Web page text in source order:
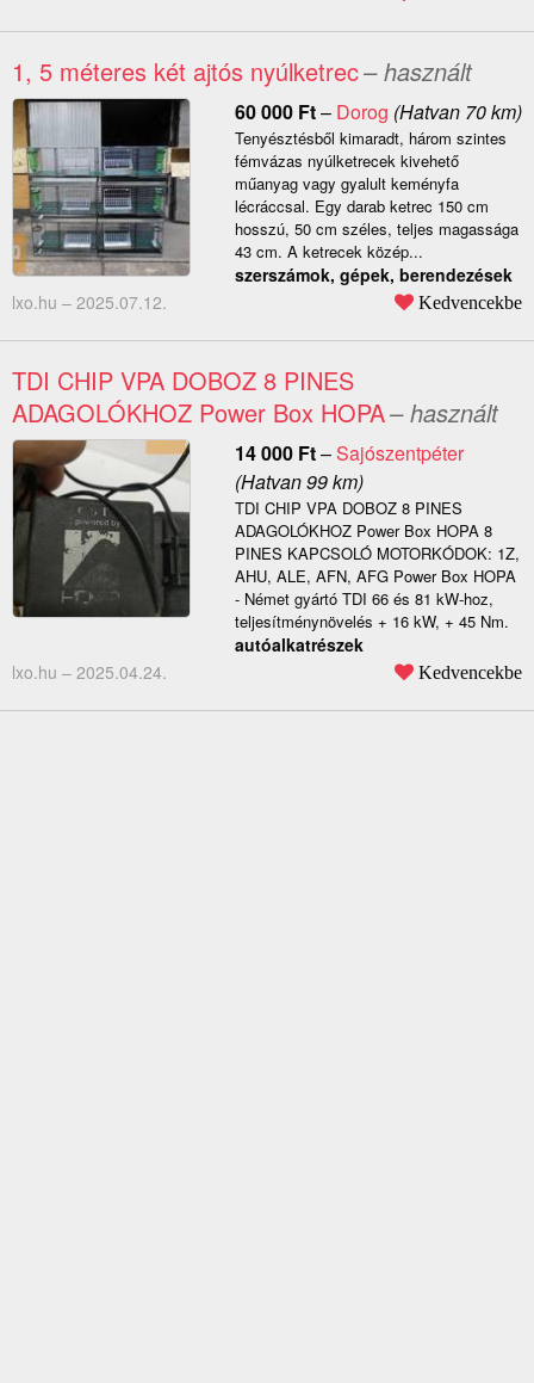
1, 5 méteres két ajtós nyúlketrec– használt
60 000 Ft– Dorog (Hatvan 70 km)
Tenyésztésből kimaradt, három szintes
fémvázas nyúlketrecek kivehető
műanyag vagy gyalult keményfa
lécráccsal. Egy darab ketrec 150 cm
hosszú, 50 cm széles, teljes magassága
43 cm. A ketrecek közép...
szerszámok, gépek, berendezések
lxo.hu – 2025.07.12. Kedvencekbe
TDI CHIP VPA DOBOZ 8 PINES
ADAGOLÓKHOZ Power Box HOPA– használt
14 000 Ft–Sajószentpéter
(Hatvan 99 km)
TDI CHIP VPA DOBOZ 8 PINES
ADAGOLÓKHOZ Power Box HOPA 8
PINES KAPCSOLÓ MOTORKÓDOK: 1Z,
AHU, ALE, AFN, AFG Power Box HOPA
- Német gyártó TDI ​​66 és 81 kW-hoz,
teljesítménynövelés + 16 kW, + 45 Nm.
autóalkatrészek
lxo.hu – 2025.04.24. Kedvencekbe